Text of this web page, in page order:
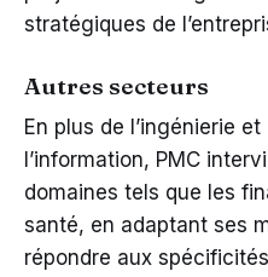
stratégiques de
Autres secteurs
En plus de l’ingénierie
l’information, PMC
domaines tels que les
santé, en adaptant ses
répondre aux